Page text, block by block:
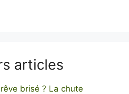
articles
brisé ? La chute